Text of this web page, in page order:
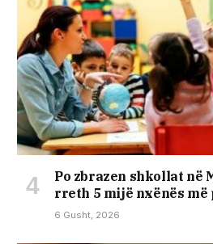
Po zbrazen shkollat në
rreth 5 mijë nxënës më
6 Gusht, 2026